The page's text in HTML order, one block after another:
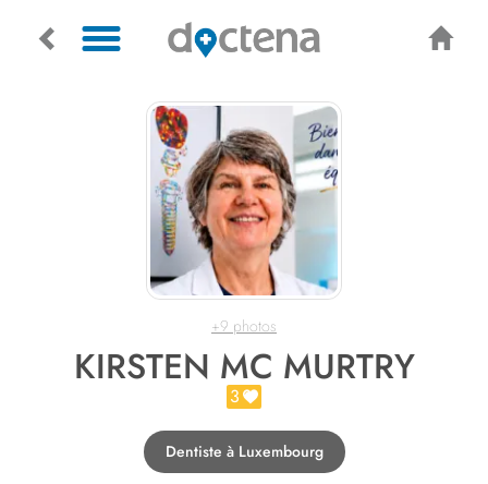
+9 photos
KIRSTEN MC MURTRY
3
Dentiste à Luxembourg